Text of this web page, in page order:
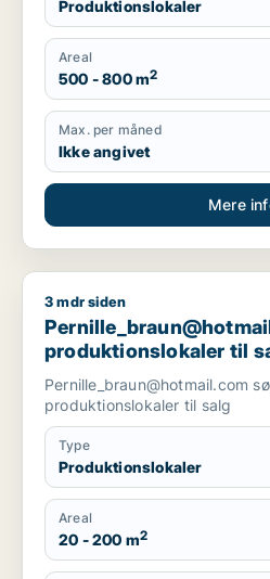
Produktionslokaler
Areal
500 - 800 m2
Max. per måned
Ikke angivet
Mere
Pernille_braun@hotmail.com
3 mdr siden
produktionslokaler til
Pernille_braun@hotmail.com
produktionslokaler til salg
Type
Produktionslokaler
Areal
20 - 200 m2